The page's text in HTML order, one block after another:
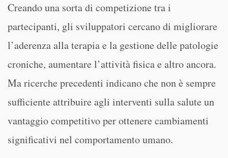
Creando una sorta di competizione tra i
partecipanti, gli sviluppatori cercano di migliorare
l’aderenza alla terapia e la gestione delle patologie
croniche, aumentare l’attività fisica e altro ancora.
Ma ricerche precedenti indicano che non è sempre
sufficiente attribuire agli interventi sulla salute un
vantaggio competitivo per ottenere cambiamenti
significativi nel comportamento umano.